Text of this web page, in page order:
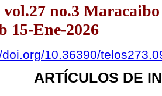
vol.27 no.3
15-Ene-2026
10.36390/
ARTÍCULOS DE